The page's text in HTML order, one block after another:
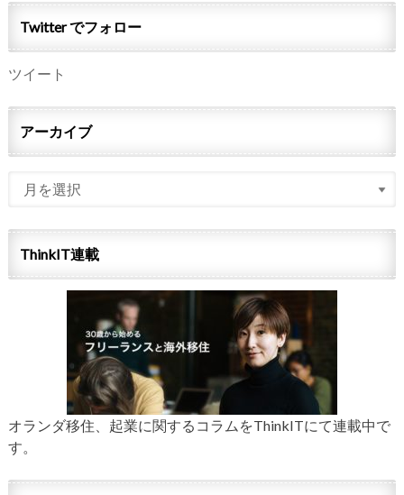
Twitter でフォロー
ツイート
アーカイブ
ThinkIT連載
オランダ移住、起業に関するコラムをThinkITにて連載中で
す。